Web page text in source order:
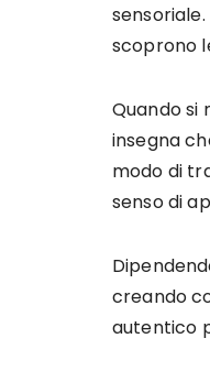
scoprono
Quando si
insegna
modo di
senso di
creando
autentico